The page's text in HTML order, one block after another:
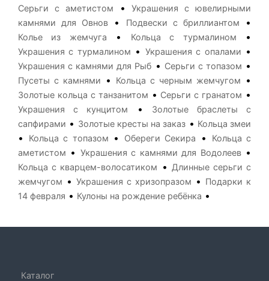
Серьги с аметистом •Украшения с ювелирными
камнями для Овнов
• Подвески с бриллиантом •
Колье из жемчуга • Кольца с турмалином •
Украшения с турмалином • Украшения с опалами •
Украшения с камнями для Рыб • Серьги с топазом •
Пусеты с камнями • Кольца с черным жемчугом •
Золотые кольца с танзанитом • Серьги с гранатом •
Украшения с кунцитом •
Золотые браслеты с
сапфирами • Золотые кресты на заказ • Кольца змеи
• Кольца с топазом • Обереги Секира •
Кольца с
аметистом • Украшения с камнями для Водолеев•
Кольца с кварцем-волосатиком • Длинные серьги с
жемчугом • Украшения с хризопразом • Подарки к
14 февраля • Кулоны на рождение ребёнка •
Каталог